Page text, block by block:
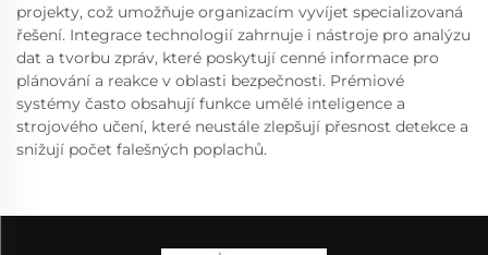
projekty, což umožňuje organizacím vyvíjet specializovaná
řešení. Integrace technologií zahrnuje i nástroje pro analýzu
dat a tvorbu zpráv, které poskytují cenné informace pro
plánování a reakce v oblasti bezpečnosti. Prémiové
systémy často obsahují funkce umělé inteligence a
strojového učení, které neustále zlepšují přesnost detekce a
snižují počet falešných poplachů.